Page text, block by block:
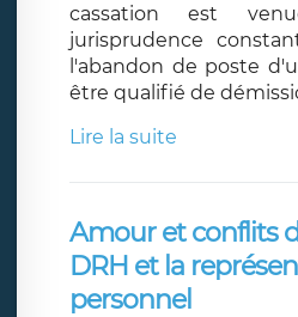
cassation est
jurisprudence
l'abandon de poste
être qualifié de
Lire la suite
Amour et conflits
DRH et la
personnel